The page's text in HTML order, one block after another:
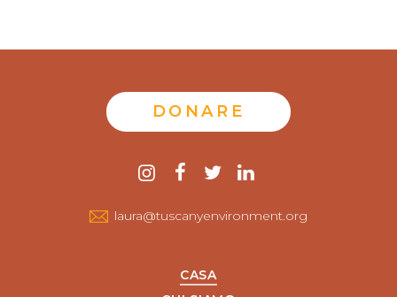
DONARE
instagram
Facebook
twitter
laura@tuscanyenvironment.org
CASA